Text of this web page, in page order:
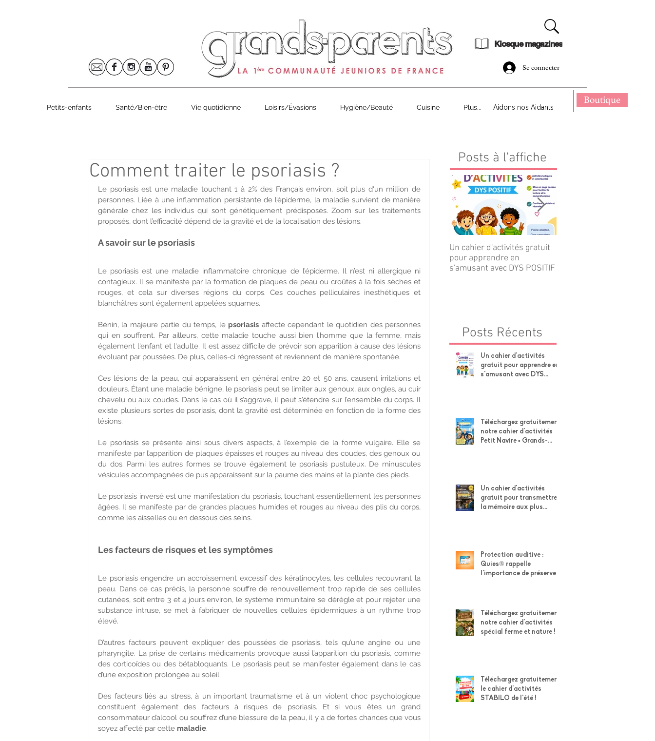
Kiosque magazines
Se connecter
Petits-enfants Santé/Bien-être Vie quotidienne Loisirs/Évasions Hygiène/Beauté Cuisine Plus...
Boutique
Aidons nos Aidants
Comment traiter le psoriasis ?
Le psoriasis est une maladie touchant 1 à 2% des Français environ, soit plus d'un million de
personnes. Liée à une inflammation persistante de l’épiderme, la maladie survient de manière
générale chez les individus qui sont génétiquement prédisposés. Zoom sur les traitements
proposés, dont l’efficacité dépend de la gravité et de la localisation des lésions.
A savoir sur le psoriasis
Le psoriasis est une maladie inflammatoire chronique de l’épiderme. Il n’est ni allergique ni
contagieux. Il se manifeste par la formation de plaques de peau ou croûtes à la fois sèches et
rouges, et cela sur diverses régions du corps. Ces couches pelliculaires inesthétiques et
blanchâtres sont également appelées squames.
Bénin, la majeure partie du temps, le psoriasis affecte cependant le quotidien des personnes
qui en souffrent. Par ailleurs, cette maladie touche aussi bien l’homme que la femme, mais
également l'enfant et l'adulte. Il est assez difficile de prévoir son apparition à cause des lésions
évoluant par poussées. De plus, celles-ci régressent et reviennent de manière spontanée.
Ces lésions de la peau, qui apparaissent en général entre 20 et 50 ans, causent irritations et
douleurs. Étant une maladie bénigne, le psoriasis peut se limiter aux genoux, aux ongles, au cuir
chevelu ou aux coudes. Dans le cas où il s’aggrave, il peut s'étendre sur l’ensemble du corps. Il
existe plusieurs sortes de psoriasis, dont la gravité est déterminée en fonction de la forme des
lésions.
Le psoriasis se présente ainsi sous divers aspects, à l’exemple de la forme vulgaire. Elle se
manifeste par l’apparition de plaques épaisses et rouges au niveau des coudes, des genoux ou
du dos. Parmi les autres formes se trouve également le psoriasis pustuleux. De minuscules
vésicules accompagnées de pus apparaissent sur la paume des mains et la plante des pieds.
Le psoriasis inversé est une manifestation du psoriasis, touchant essentiellement les personnes
âgées. Il se manifeste par de grandes plaques humides et rouges au niveau des plis du corps,
comme les aisselles ou en dessous des seins.
Les facteurs de risques et les symptômes
Le psoriasis engendre un accroissement excessif des kératinocytes, les cellules recouvrant la
peau. Dans ce cas précis, la personne souffre de renouvellement trop rapide de ses cellules
cutanées, soit entre 3 et 4 jours environ, le système immunitaire se dérègle et pour rejeter une
substance intruse, se met à fabriquer de nouvelles cellules épidermiques à un rythme trop
élevé.
D’autres facteurs peuvent expliquer des poussées de psoriasis, tels qu’une angine ou une
pharyngite. La prise de certains médicaments provoque aussi l’apparition du psoriasis, comme
des corticoïdes ou des bétabloquants. Le psoriasis peut se manifester également dans le cas
d’une exposition prolongée au soleil.
Des facteurs liés au stress, à un important traumatisme et à un violent choc psychologique
constituent également des facteurs à risques de psoriasis. Et si vous êtes un grand
consommateur d’alcool ou souffrez d’une blessure de la peau, il y a de fortes chances que vous
soyez affecté par cette maladie.
Posts à l'affiche
Un cahier d'activités gratuit
pour apprendre en
s'amusant avec DYS POSITIF
Posts Récents
Un cahier d'activités
gratuit pour apprendre en
s'amusant avec DYS
Téléchargez gratuitement
notre cahier d'activités
Petit Navire × Grands-
Un cahier d'activités
gratuit pour transmettre
la mémoire aux plus
Protection auditive :
Quies® rappelle
l'importance de préserver
Téléchargez gratuitement
notre cahier d'activités
spécial ferme et nature !
Téléchargez gratuitement
le cahier d'activités
STABILO de l'été !